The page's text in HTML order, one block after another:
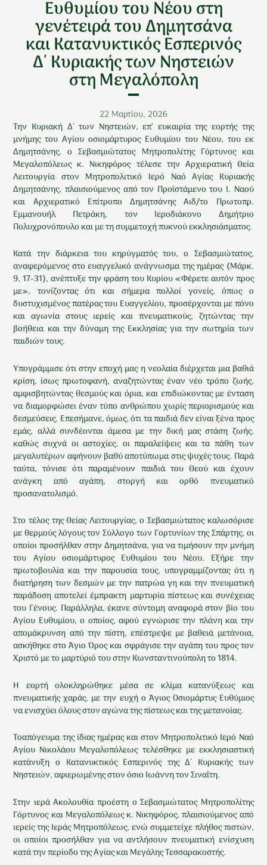
Ευθυμίου του Νέου στη
γενέτειρά του Δημητσάνα
και Κατανυκτικός Εσπερινός
Δ΄ Κυριακής των Νηστειών
στη Μεγαλόπολη
22 Μαρτίου, 2026
Την Κυριακή Δ΄ των Νηστειών, επ’ ευκαιρία της εορτής της
μνήμης του Αγίου οσιομάρτυρος Ευθυμίου του Νέου, του εκ
Δημητσάνης, ο Σεβασμιώτατος Μητροπολίτης Γόρτυνος και
Μεγαλοπόλεως κ. Νικηφόρος τέλεσε την Αρχιερατική Θεία
Λειτουργία στον Μητροπολιτικό Ιερό Ναό Αγίας Κυριακής
Δημητσάνης, πλαισιούμενος από τον Προϊστάμενο του Ι. Ναού
και Αρχιερατικό Επίτροπο Δημητσάνης Αιδ/το Πρωτοπρ.
Εμμανουήλ Πετράκη, τον Ιεροδιάκονο Δημήτριο
Πολυχρονόπουλο και με τη συμμετοχή πυκνού εκκλησιάσματος.
Κατά την διάρκεια του κηρύγματός του, ο Σεβασμιώτατος,
αναφερόμενος στο ευαγγελικό ανάγνωσμα της ημέρας (Μάρκ.
9, 17-31), ανέπτυξε την φράση του Κυρίου «Φέρετε αυτόν προς
με», τονίζοντας ότι και σήμερα πολλοί γονείς, όπως ο
δυστυχισμένος πατέρας του Ευαγγελίου, προσέρχονται με πόνο
και αγωνία στους ιερείς και πνευματικούς, ζητώντας την
βοήθεια και την δύναμη της Εκκλησίας για την σωτηρία των
παιδιών τους.
Υπογράμμισε ότι στην εποχή μας η νεολαία διέρχεται μια βαθιά
κρίση, ίσως πρωτοφανή, αναζητώντας έναν νέο τρόπο ζωής,
αμφισβητώντας θεσμούς και όρια, και επιδιώκοντας με ένταση
να διαμορφώσει έναν τύπο ανθρώπου χωρίς περιορισμούς και
δεσμεύσεις. Επεσήμανε, όμως, ότι τα παιδιά δεν είναι ξένα προς
εμάς, αλλά συνδέονται άμεσα με την δική μας στάση ζωής,
καθώς συχνά οι αστοχίες, οι παραλείψεις και τα πάθη των
μεγαλυτέρων αφήνουν βαθύ αποτύπωμα στις ψυχές τους. Παρά
ταύτα, τόνισε ότι παραμένουν παιδιά του Θεού και έχουν
ανάγκη από αγάπη, στοργή και ορθό πνευματικό
προσανατολισμό.
Στο τέλος της Θείας Λειτουργίας, ο Σεβασμιώτατος καλωσόρισε
με θερμούς λόγους τον Σύλλογο των Γορτυνίων της Σπάρτης, οι
οποίοι προσήλθαν στην Δημητσάνα, για να τιμήσουν την μνήμη
του Αγίου οσιομάρτυρος Ευθυμίου του Νέου. Εξήρε την
πρωτοβουλία και την παρουσία τους, υπογραμμίζοντας ότι η
διατήρηση των δεσμών με την πατρώα γη και την πνευματική
παράδοση αποτελεί έμπρακτη μαρτυρία πίστεως και συνέχειας
του Γένους. Παράλληλα, έκανε σύντομη αναφορά στον βίο του
Αγίου Ευθυμίου, ο οποίος, αφού εγνώρισε την πλάνη και την
απομάκρυνση από την πίστη, επέστρεψε με βαθειά μετάνοια,
ασκήθηκε στο Άγιο Όρος και σφράγισε την αγάπη του προς τον
Χριστό με το μαρτύριό του στην Κωνσταντινούπολη το 1814.
Η εορτή ολοκληρώθηκε μέσα σε κλίμα κατανύξεως και
πνευματικής χαράς, με την ευχή ο Άγιος Οσιομάρτυς Ευθύμιος
να ενισχύει όλους στον αγώνα της πίστεως και της μετανοίας.
Τοαπόγευμα της ίδιας ημέρας και στον Μητροπολιτικό Ιερό Ναό
Αγίου Νικολάου Μεγαλοπόλεως τελέσθηκε με εκκλησιαστική
κατάνυξη ο Κατανυκτικός Εσπερινός της Δ΄ Κυριακής των
Νηστειών, αφιερωμένης στον όσιο Ιωάννη τον Σιναΐτη.
Στην ιερά Ακολουθία προέστη ο Σεβασμιώτατος Μητροπολίτης
Γόρτυνος και Μεγαλοπόλεως κ. Νικηφόρος, πλαισιούμενος από
ιερείς της Ιεράς Μητροπόλεως, ενώ συμμετείχε πλήθος πιστών,
οι οποίοι προσήλθαν για να αντλήσουν πνευματική ενίσχυση
κατά την περίοδο της Αγίας και Μεγάλης Τεσσαρακοστής.